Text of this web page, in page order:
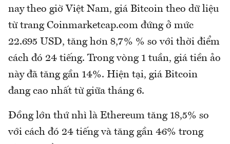
nay theo giờ Việt Nam, giá Bitcoin theo dữ liệu
từ trang Coinmarketcap.com đứng ở mức
22.695 USD, tăng hơn 8,7% % so với thời điểm
cách đó 24 tiếng. Trong vòng 1 tuần, giá tiền ảo
này đã tăng gần 14%. Hiện tại, giá Bitcoin
đang cao nhất từ giữa tháng 6.
Đồng lớn thứ nhì là Ethereum tăng 18,5% so
với cách đó 24 tiếng và tăng gần 46% trong